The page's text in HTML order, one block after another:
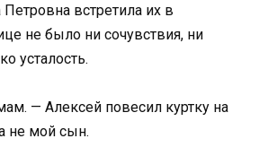
встретила их в
не было ни сочувствия, ни
усталость.
— Алексей повесил куртку на
не мой сын.